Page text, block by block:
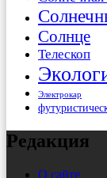
Солнце
Телескоп
Электрокар
Редакция
О сайте